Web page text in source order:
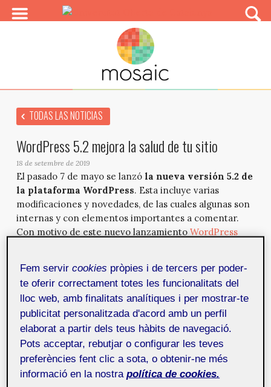
TODAS LAS NOTICIAS
WordPress 5.2 mejora la salud de tu sitio
18 de setembre de 2019
El pasado 7 de mayo se lanzó la nueva versión 5.2 de
la plataforma WordPress. Esta incluye varias
modificaciones y novedades, de las cuales algunas son
internas y con elementos importantes a comentar.
Con motivo de este nuevo lanzamiento WordPress
que se quiso tratar el tema de la versión 5.2 en
profundidad.
A la versión 5.2 se la ha denominado Jaco, nombre que
hace referencia al revolucionario bajista y compositor
de jazz Jaco Pastorius. WordPress 5.2 cuenta con el
editor Gutenberg y con características como el
chequeo de salud del sitioo la protección contra
errores PHP, que permiten al usuario arreglar más
Fem servircookies pròpies i de tercers per poder-
te oferir correctament totes les funcionalitats del
lloc web, amb finalitats analítiques i per mostrar-te
publicitat personalitzada d'acord amb un perfil
elaborat a partir dels teus hàbits de navegació.
Pots acceptar, rebutjar o configurar les teves
preferències fent clic a sota, o obtenir-ne més
informació en la nostra política de cookies.